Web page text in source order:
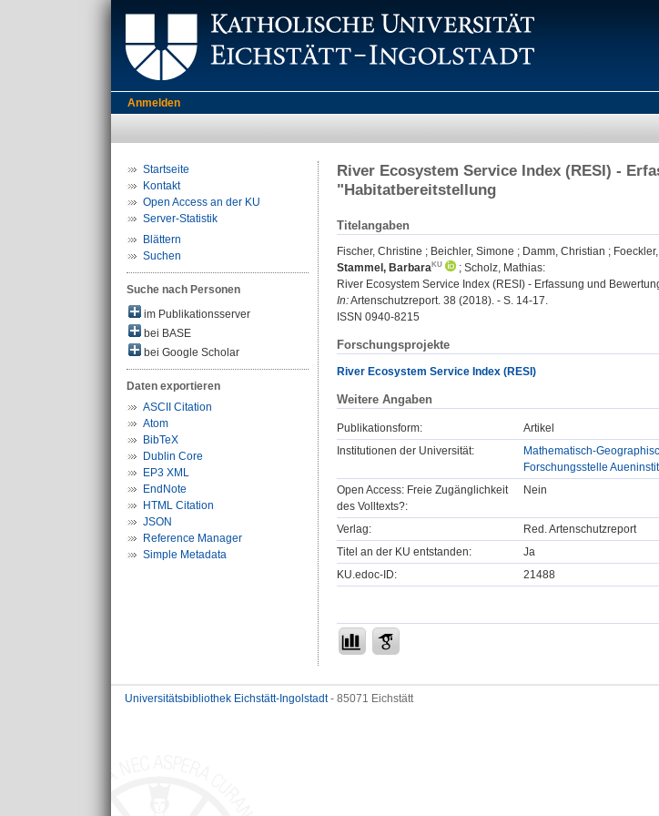
Anmelden
Startseite
Kontakt
Open Access an der KU
Server-Statistik
Blättern
Suchen
Suche nach Personen
im Publikationsserver
bei BASE
bei Google Scholar
Daten exportieren
ASCII Citation
Atom
BibTeX
Dublin Core
EP3 XML
EndNote
HTML Citation
JSON
Reference Manager
Simple Metadata
River Ecosystem Service Index (RESI) -
"Habitatbereitstellung
Titelangaben
Fischer, Christine ; Beichler, Simone ; Damm, Christian ;
Stammel, Barbara
; Scholz, Mathias:
River Ecosystem Service Index (RESI) - Erfassung und
In:Artenschutzreport. 38 (2018). - S. 14-17.
ISSN 0940-8215
Forschungsprojekte
River Ecosystem Service Index (RESI)
Weitere Angaben
Publikationsform:
Artikel
Institutionen der Universität:
Mathematisch-
Forschungsstelle
Open Access: Freie Zugänglichkeit
des Volltexts?:
Nein
Verlag:
Red. Artenschutzreport
Titel an der KU entstanden:
Ja
KU.edoc-ID:
21488
Universitätsbibliothek Eichstätt-Ingolstadt- 85071 Eichstätt